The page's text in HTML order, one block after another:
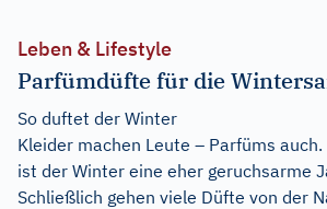
Leben & Lifestyle
Parfümdüfte für die
So duftet der Winter
Kleider machen Leute – Parfüms
ist der Winter eine eher geruchsarme
Schließlich gehen viele Düfte von der